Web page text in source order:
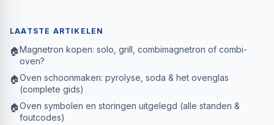
LAATSTE ARTIKELEN
🏠Magnetron kopen: solo, grill, combimagnetron of combi-
oven?
🏠Oven schoonmaken: pyrolyse, soda & het ovenglas
(complete gids)
🏠Oven symbolen en storingen uitgelegd (alle standen &
foutcodes)